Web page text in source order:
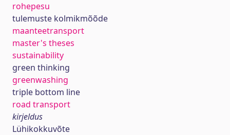
rohepesu
tulemuste kolmikmõõde
maanteetransport
master's theses
sustainability
green thinking
greenwashing
triple bottom line
road transport
kirjeldus
Lühikokkuvõte